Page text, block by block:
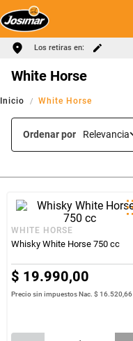
Los retiras en:
White Horse
White Horse
Ordenar por Relevancia
WHITE HORSE
Whisky White Horse 750 cc
$ 19.990,00
Precio sin impuestos Nac.$ 16.520,66